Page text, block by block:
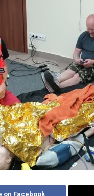
on Facebook